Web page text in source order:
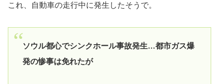
これ、自動車の走行中に発生したそうで。
ソウル都心でシンクホール事故発生…都市ガス爆
発の惨事は免れたが